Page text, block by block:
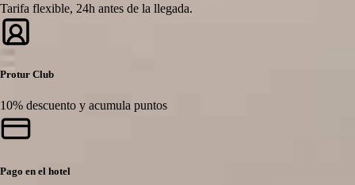
Tarifa flexible, 24h antes de la llegada.
Protur Club
10% descuento y acumula puntos
Pago en el hotel